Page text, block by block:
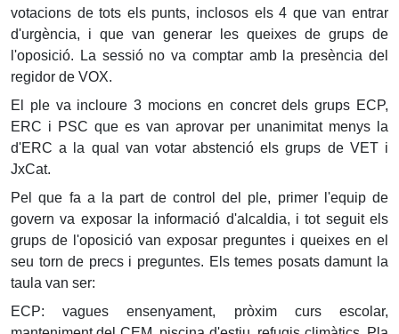
votacions de tots els punts, inclosos els 4 que van entrar
d'urgència, i que van generar les queixes de grups de
l'oposició. La sessió no va comptar amb la presència del
regidor de VOX.
El ple va incloure 3 mocions en concret dels grups ECP,
ERC i PSC que es van aprovar per unanimitat menys la
d'ERC a la qual van votar abstenció els grups de VET i
JxCat.
Pel que fa a la part de control del ple, primer l'equip de
govern va exposar la informació d'alcaldia, i tot seguit els
grups de l'oposició van exposar preguntes i queixes en el
seu torn de precs i preguntes. Els temes posats damunt la
taula van ser:
ECP: vagues ensenyament, pròxim curs escolar,